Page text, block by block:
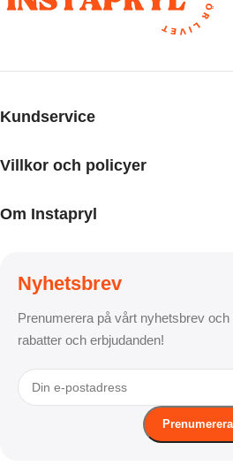
Kundservice
Villkor och policyer
Om Instapryl
Nyhetsbrev
Prenumerera på vårt nyhetsbrev
rabatter och erbjudanden!